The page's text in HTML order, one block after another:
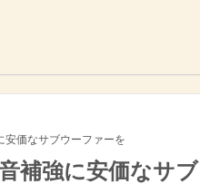
安価なサブウーファーを
補強に安価なサ